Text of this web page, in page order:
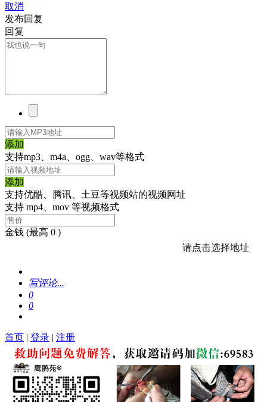
取消
发布回复
回复
添加
支持mp3、m4a、ogg、wav等格式
添加
支持优酷、腾讯、土豆等视频站的视频网址
支持 mp4、mov 等视频格式
金钱 (最高 0 )
请点击选择地址
写评论...
0
0
首页 | 登录 | 注册